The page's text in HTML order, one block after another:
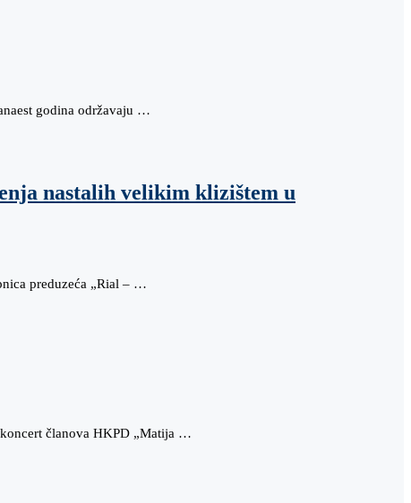
godina održavaju …
nastalih velikim klizištem u
preduzeća „Rial – …
članova HKPD „Matija …